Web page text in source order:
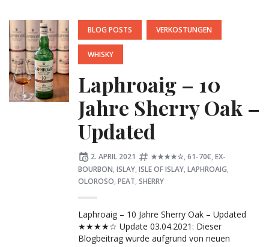
POSTED
BLOG POSTS VERKOSTUNGEN
WHISKY
Laphroaig – 10
Jahre Sherry Oak –
Updated
Posted
on
2. APRIL 2021 Tagged:
★★★★☆, 61-70€, EX-
BOURBON, ISLAY, ISLE OF ISLAY, LAPHROAIG,
OLOROSO, PEAT, SHERRY
Laphroaig – 10 Jahre Sherry Oak – Updated
★★★★☆ Update 03.04.2021: Dieser
Blogbeitrag wurde aufgrund von neuen